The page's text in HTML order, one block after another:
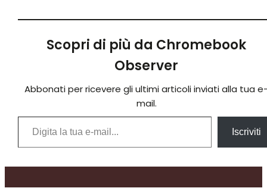
Scopri di più da Chromebook
Observer
Abbonati per ricevere gli ultimi articoli inviati alla tua
mail.
Digita la tua e-mail...
Iscriviti